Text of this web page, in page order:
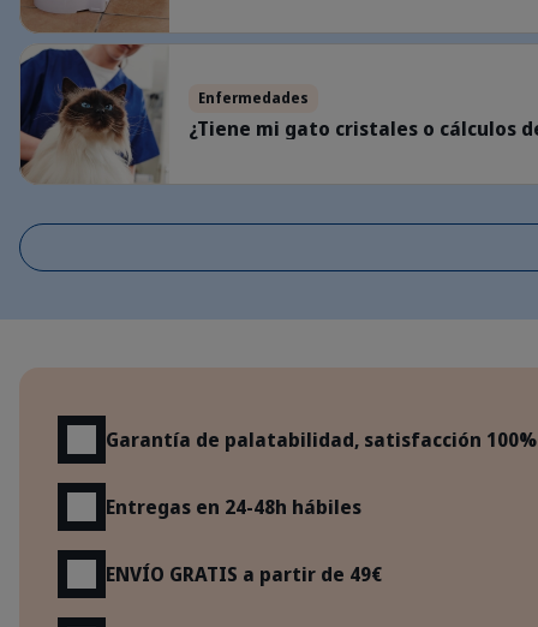
Enfermedades
¿Tiene mi gato cristales o cálculos
¿Tiene mi gato cristales o cálculos de estruvita? Cómo detectar a
Garantía de palatabilidad, satisfacción 100%
Entregas en 24-48h hábiles
ENVÍO GRATIS a partir de 49€